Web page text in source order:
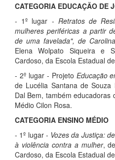
CATEGORIA EDUCAÇÃO DE
- 1º lugar - Retratos de
mulheres periféricas a partir
de uma favelada", de
Elena Wolpato Siqueira e
Cardoso, da Escola Estadual
- 2º lugar - Projeto Educação
de Lucélia Santana de
Dal Bem, também educadoras
Médio Cilon Rosa.
CATEGORIA ENSINO MÉDIO
- 1º lugar - Vozes da Justiça:
à violência contra a mulher,
Cardoso, da Escola Estadual